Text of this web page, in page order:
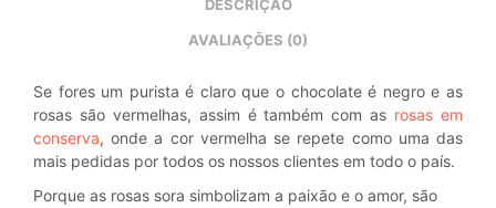
DESCRIÇÃO
AVALIAÇÕES (0)
Se fores um purista é claro que o chocolate é negro e as
rosas são vermelhas, assim é também com as rosas em
conserva, onde a cor vermelha se repete como uma das
mais pedidas por todos os nossos clientes em todo o país.
Porque as rosas sora simbolizam a paixão e o amor, são